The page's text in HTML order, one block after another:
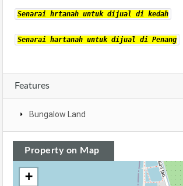
Senarai hrtanah untuk dijual di kedah
Senarai hartanah untuk dijual di Penang
Features
Bungalow Land
Property on Map
+